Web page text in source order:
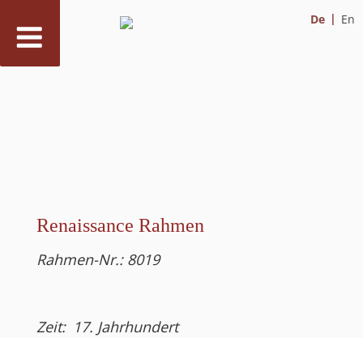
De En
Renaissance Rahmen
Rahmen-Nr.: 8019
Zeit: 17. Jahrhundert